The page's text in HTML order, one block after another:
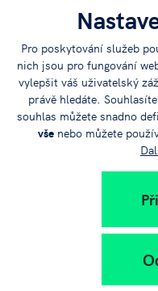
Pro poskytování služeb
nich jsou pro fungování
vylepšit váš uživatelský
právě hledáte.
souhlas můžete snadno
všenebo můžete
JVTP na dobu
obchodně
Reklamní
Nejlepší
pro projekty ve
50 000